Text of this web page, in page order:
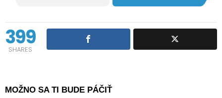
399
SHARES
MOŽNO SA TI BUDE PÁČIŤ